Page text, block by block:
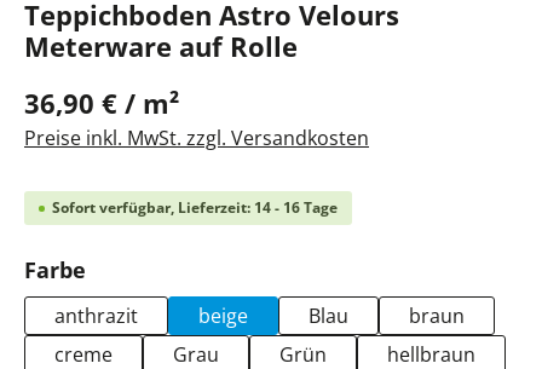
Teppichboden Astro Velours
Meterware auf Rolle
36,90 € / m²
Preise inkl. MwSt. zzgl. Versandkosten
Sofort verfügbar, Lieferzeit: 14 - 16 Tage
Farbe
anthrazit beige Blau
braun
creme
Grau Grün
hellbraun